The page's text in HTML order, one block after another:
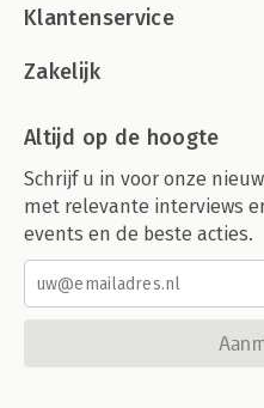
Klantenservice
Zakelijk
Altijd op de hoogte
Schrijf u in voor onze
met relevante interviews
events en de beste acties.